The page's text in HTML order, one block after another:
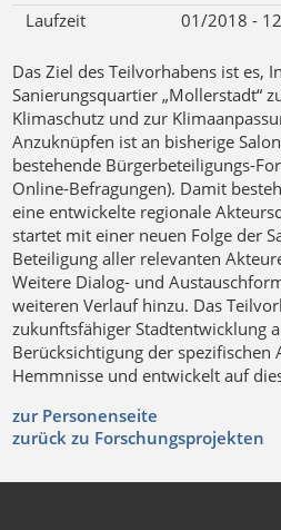
Laufzeit
01/2018 -
Das Ziel des Teilvorhabens ist es,
Sanierungsquartier „Mollerstadt“
Klimaschutz und zur
Anzuknüpfen ist an bisherige
bestehende Bürgerbeteiligungs-
Online-Befragungen). Damit
eine entwickelte regionale
startet mit einer neuen Folge der
Beteiligung aller relevanten
Weitere Dialog- und
weiteren Verlauf hinzu. Das
zukunftsfähiger Stadtentwicklung
Berücksichtigung der spezifischen
Hemmnisse und entwickelt auf
zur Personenseite
zurück zu Forschungsprojekten